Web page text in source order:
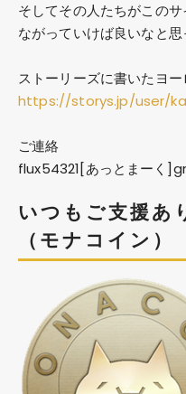
そしてその人たちがこの
ながっていけば良いなと思
ストーリーズに書いたヨ
https://storys.jp/user/
ご連絡
flux54321[あっとまーく
いつもご支援あ
（モナコイン）